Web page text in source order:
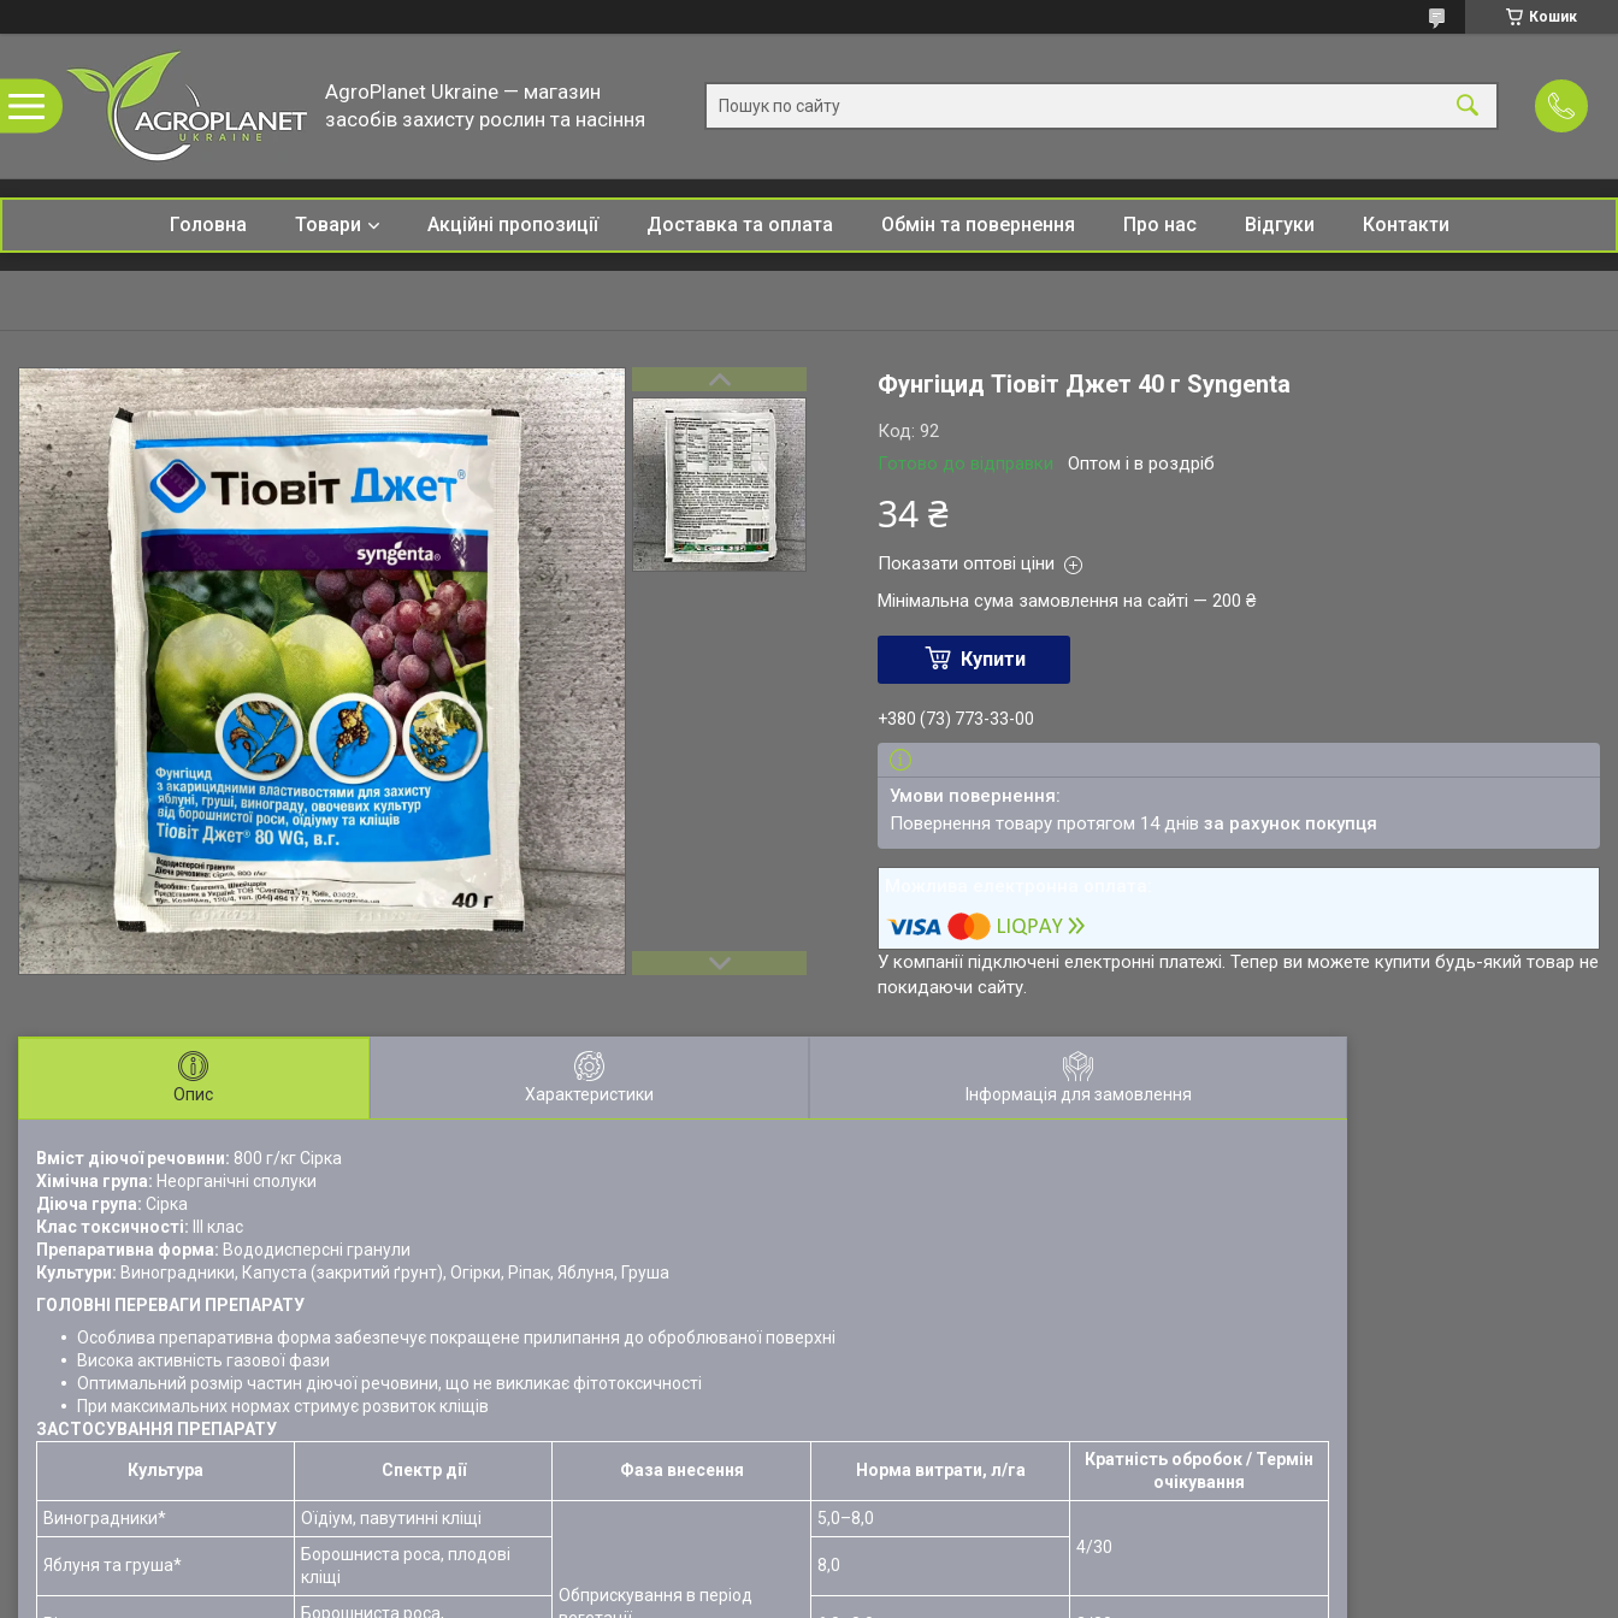
Кошик
AgroPlanet Ukraine — магазин
засобів захисту рослин та насіння
Головна Товари Акційні пропозиції Доставка та оплата Обмін та повернення Про нас Відгуки Контакти
Фунгіцид Тіовіт Джет 40 г Syngenta
Готово до відправки Оптом і в роздріб
Код:92
34 ₴
Показати оптові ціни
Мінімальна сума замовлення на сайті — 200 ₴
Купити
+380 (73) 773-33-00
повернення товару протягом 14 днівза рахунок покупця
У компанії підключені електронні платежі. Тепер ви можете купити будь-який товар не
покидаючи сайту.
Опис Характеристики Інформація для замовлення
Вміст діючої речовини: 800 г/кг Сірка
Хімічна група: Неорганічні сполуки
Діюча група: Сірка
Клас токсичності: III клас
Препаративна форма: Вододисперсні гранули
Культури: Виноградники, Капуста (закритий ґрунт), Огірки, Ріпак, Яблуня, Груша
ГОЛОВНІ ПЕРЕВАГИ ПРЕПАРАТУ
Особлива препаративна форма забезпечує покращене прилипання до оброблюваної поверхні
Висока активність газової фази
Оптимальний розмір частин діючої речовини, що не викликає фітотоксичності
При максимальних нормах стримує розвиток кліщів
ЗАСТОСУВАННЯ ПРЕПАРАТУ
Культура Спектр дії Фаза внесення Норма витрати, л/га
Кратність обробок / Термін
очікування
Виноградники*
Оїдіум, павутинні кліщі
Обприскування в період
5,0–8,0
4/30
Яблуня та груша*
Борошниста роса, плодові
кліщі
8,0
Борошниста роса,